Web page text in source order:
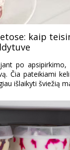
kaip
po
Čia pateikiami
išlaikyti šviežią